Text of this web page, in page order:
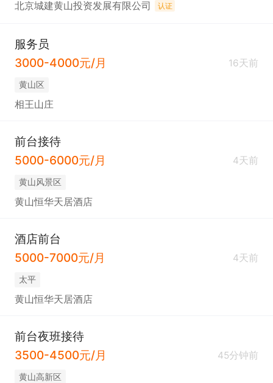
北京城建黄山投资发展有限公司 认证
服务员
3000-4000元/月
16天前
黄山区
相王山庄
前台接待
5000-6000元/月
4天前
黄山风景区
黄山恒华天居酒店
酒店前台
5000-7000元/月
4天前
太平
黄山恒华天居酒店
前台夜班接待
3500-4500元/月
45分钟前
黄山高新区